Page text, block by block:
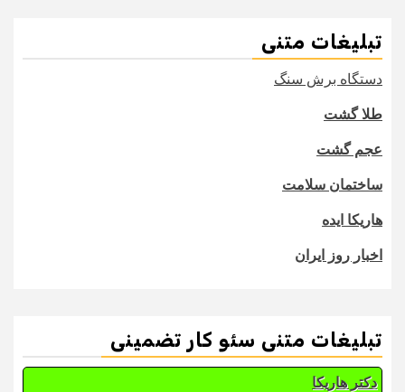
تبلیغات متنی
دستگاه برش سنگ
طلا گشت
عجم گشت
ساختمان سلامت
هاریکا ایده
اخبار روز ایران
تبلیغات متنی سئو کار تضمینی
دکتر هاریکا